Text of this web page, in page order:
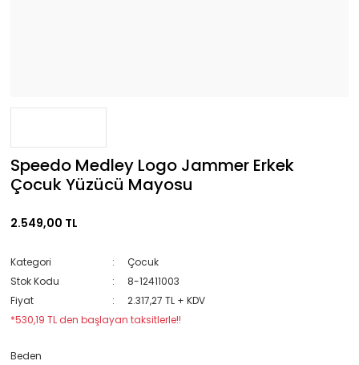
Speedo Medley Logo Jammer Erkek
Çocuk Yüzücü Mayosu
2.549,00 TL
Kategori
Çocuk
Stok Kodu
8-12411003
Fiyat
2.317,27 TL + KDV
*530,19 TL den başlayan taksitlerle!!
Beden